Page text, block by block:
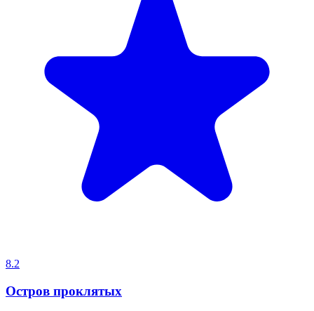
8.2
Остров проклятых